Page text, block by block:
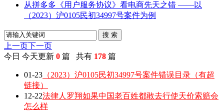
从拼多多《用户服务协议》看电商先天之错 ——以
（2023）沪0105民初34997号案件为例
搜 索
上一页下一页
今日 今天更新 0 篇 共有 178 篇
01-23 （2023）沪0105民初34997号案件错误目录（有超
链接）
12-22法律人罗翔如果中国老百姓都敢去行使天价索赔会
怎么样